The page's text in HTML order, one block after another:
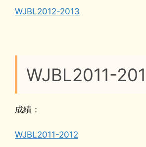
WJBL2012-2013
WJBL2011-
成績：
WJBL2011-2012